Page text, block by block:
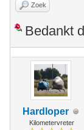
Zoek
Bedankt
Hardloper
Kilometervreter